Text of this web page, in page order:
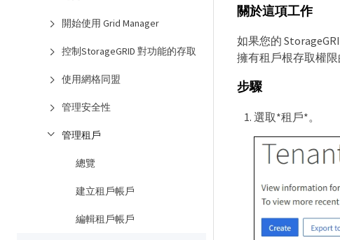
開始使用 Grid Manager
控制StorageGRID 對功能的存取
使用網格同盟
管理安全性
管理租戶
總覽
建立租戶帳戶
編輯租戶帳戶
關於這項工作
如果您的
擁有租戶根存取權限
步驟
選取*租戶*。